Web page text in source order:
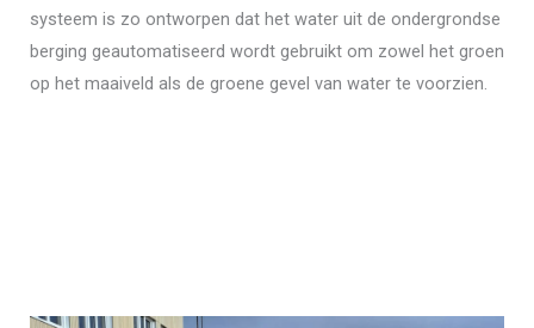
systeem is zo ontworpen dat het water uit de ondergrondse
berging geautomatiseerd wordt gebruikt om zowel het groen
op het maaiveld als de groene gevel van water te voorzien.